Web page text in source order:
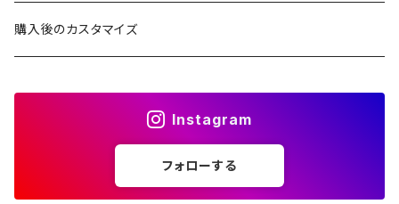
2ND文字盤
1ST文字盤
CROWN（リューズ）
レザーベルト
一点モノ-即納（ハンドメイド）
購入後のカスタマイズ
Instagram
フォローする